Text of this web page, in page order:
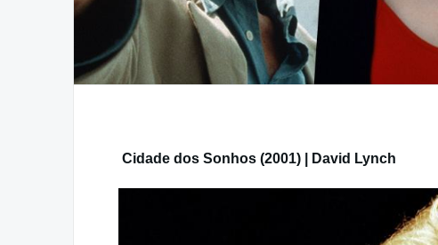
Cidade dos Sonhos (2001) | David Lynch